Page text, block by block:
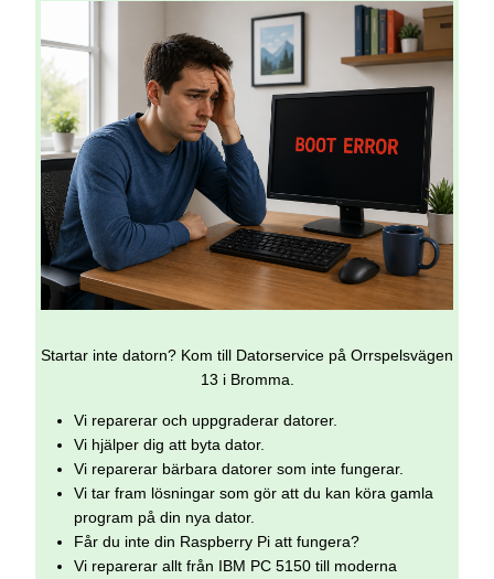
Startar inte datorn? Kom till Datorservice på Orrspelsvägen
13 i Bromma.
Vi reparerar och uppgraderar datorer.
Vi hjälper dig att byta dator.
Vi reparerar bärbara datorer som inte fungerar.
Vi tar fram lösningar som gör att du kan köra gamla
program på din nya dator.
Får du inte din Raspberry Pi att fungera?
Vi reparerar allt från IBM PC 5150 till moderna